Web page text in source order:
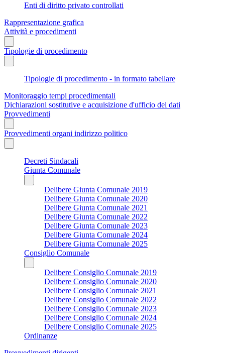
Enti di diritto privato controllati
Rappresentazione grafica
Attività e procedimenti
Tipologie di procedimento
Tipologie di procedimento - in formato tabellare
Monitoraggio tempi procedimentali
Dichiarazioni sostitutive e acquisizione d'ufficio dei dati
Provvedimenti
Provvedimenti organi indirizzo politico
Decreti Sindacali
Giunta Comunale
Delibere Giunta Comunale 2019
Delibere Giunta Comunale 2020
Delibere Giunta Comunale 2021
Delibere Giunta Comunale 2022
Delibere Giunta Comunale 2023
Delibere Giunta Comunale 2024
Delibere Giunta Comunale 2025
Consiglio Comunale
Delibere Consiglio Comunale 2019
Delibere Consiglio Comunale 2020
Delibere Consiglio Comunale 2021
Delibere Consiglio Comunale 2022
Delibere Consiglio Comunale 2023
Delibere Consiglio Comunale 2024
Delibere Consiglio Comunale 2025
Ordinanze